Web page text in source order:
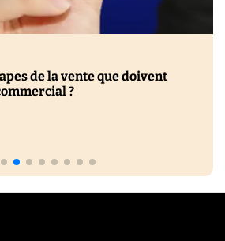
de la vente que doivent
?